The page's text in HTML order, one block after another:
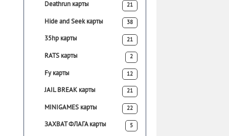
Deathrun карты 21
Hide and Seek карты 38
35hp карты 21
RATS карты 2
Fy карты 12
JAIL BREAK карты 21
MINIGAMES карты 22
ЗАХВАТ ФЛАГА карты 5